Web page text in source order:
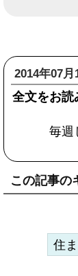
2014年07
全文をお読
毎週
この記事の
住